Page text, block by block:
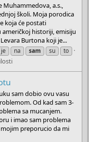
Muhammedova, a.s.,
školi. Moja porodica
koja će postati
historiji, emisiju
Burtona koji je...
je na sam su to
sam dobio ovu vasu
Od kad sam 3-
sa mucanjem.
i imao sam problema
preporucio da mi